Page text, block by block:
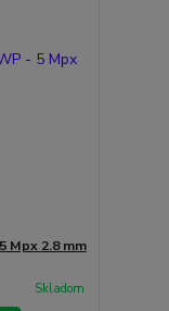
Mpx 2.8 mm
Skladom